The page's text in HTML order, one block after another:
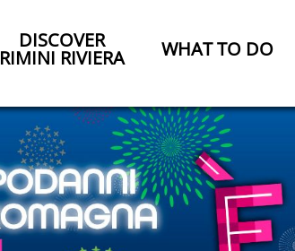
DISCOVER
RIMINI RIVIERA WHAT TO DO